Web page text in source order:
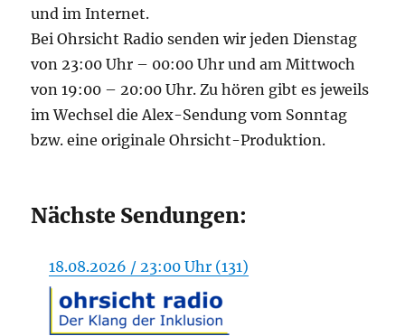
und im Internet.
Bei Ohrsicht Radio senden wir jeden Dienstag
von 23:00 Uhr – 00:00 Uhr und am Mittwoch
von 19:00 – 20:00 Uhr. Zu hören gibt es jeweils
im Wechsel die Alex-Sendung vom Sonntag
bzw. eine originale Ohrsicht-Produktion.
Nächste Sendungen:
18.08.2026 / 23:00 Uhr (131)